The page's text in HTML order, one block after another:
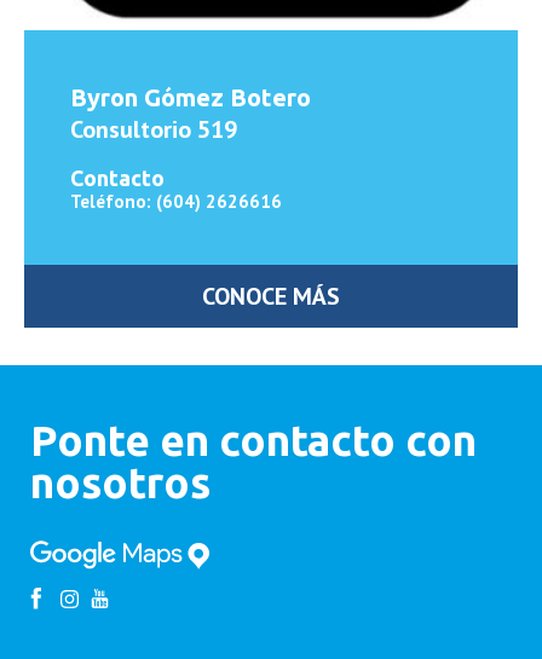
Byron Gómez Botero
Consultorio 519
Contacto
Teléfono: (604) 2626616
CONOCE MÁS
Ponte en contacto con
nosotros